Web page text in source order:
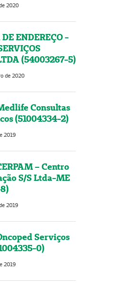
2020
ENDEREÇO -
(54003267-5)
de 2020
Consultas
(51004334-2)
2019
– Centro
S/S Ltda-ME
2019
Serviços
0)
2019